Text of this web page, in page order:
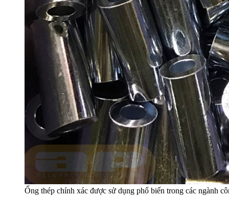
Ống thép chính xác được sử dụng phổ biến trong các ngành